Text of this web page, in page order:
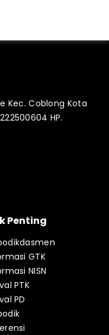
Kec. Coblong Kota
HP.
Penting
GTK
NISN
PTK
PD